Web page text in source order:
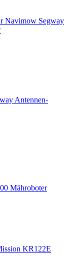
Segway
Antennen-
Mähroboter
KR122E